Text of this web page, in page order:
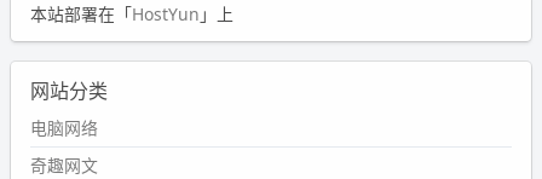
本站部署在「HostYun 」上
网站分类
电脑网络
奇趣网文